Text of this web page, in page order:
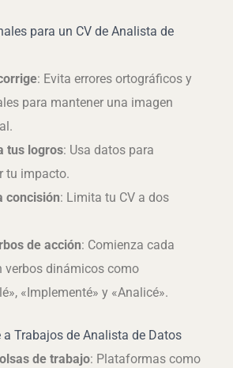
para un CV de Analista de
: Evita errores ortográficos y
para mantener una imagen
tus logros: Usa datos para
tu impacto.
concisión: Limita tu CV a dos
de acción: Comienza cada
verbos dinámicos como
«Implementé» y «Analicé».
Trabajos de Analista de Datos
de trabajo: Plataformas como